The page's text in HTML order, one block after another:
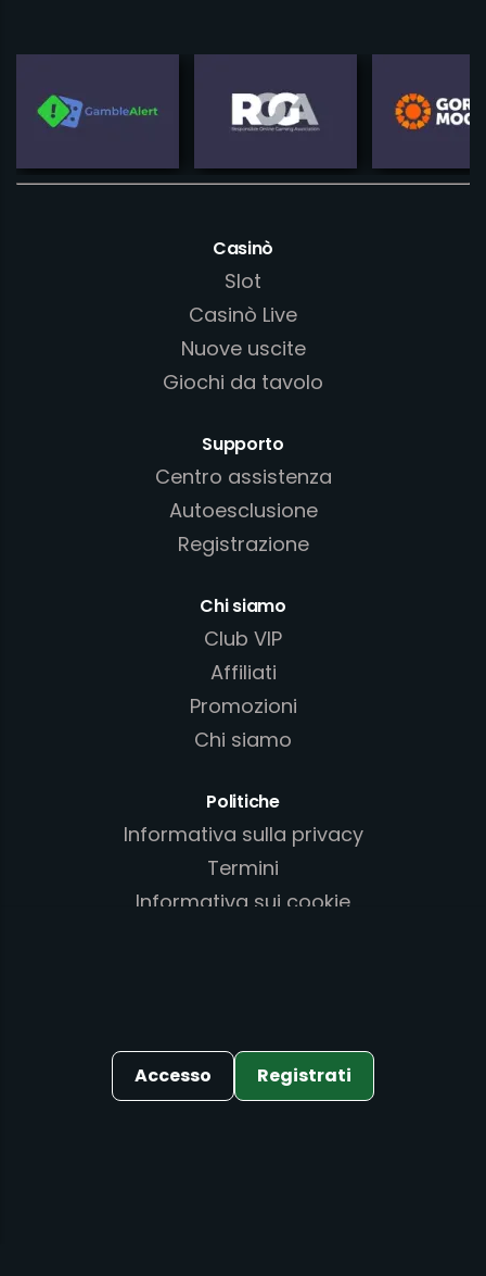
Casinò
Slot
Casinò Live
Nuove uscite
Giochi da tavolo
Supporto
Centro assistenza
Autoesclusione
Registrazione
Chi siamo
Club VIP
Affiliati
Promozioni
Chi siamo
Politiche
Informativa sulla privacy
Termini
Informativa sui cookie
. Tutti i diritti riservati
Accesso Registrati